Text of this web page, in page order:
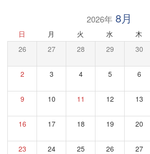
2026年8月
日 月 火 水 木
26 27 28 29 30
2 3 4 5 6
9 10 11 12 13
16 17 18 19 20
23 24 25 26 27